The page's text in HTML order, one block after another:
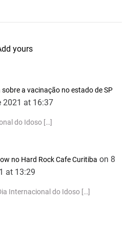
yours
a vacinação no estado de SP
2021 at 16:37
do Idoso […]
no Hard Rock Cafe Curitiba on 8
at 13:29
Internacional do Idoso […]